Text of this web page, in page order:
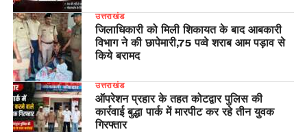
उत्तराखंड
जिलाधिकारी को मिली शिकायत के बाद आबकारी
विभाग ने की छापेमारी,75 पव्वे शराब आम पड़ाव से
किये बरामद
उत्तराखंड
ऑपरेशन प्रहार के तहत कोटद्वार पुलिस की
कार्रवाई बुद्धा पार्क में मारपीट कर रहे तीन युवक
गिरफ्तार